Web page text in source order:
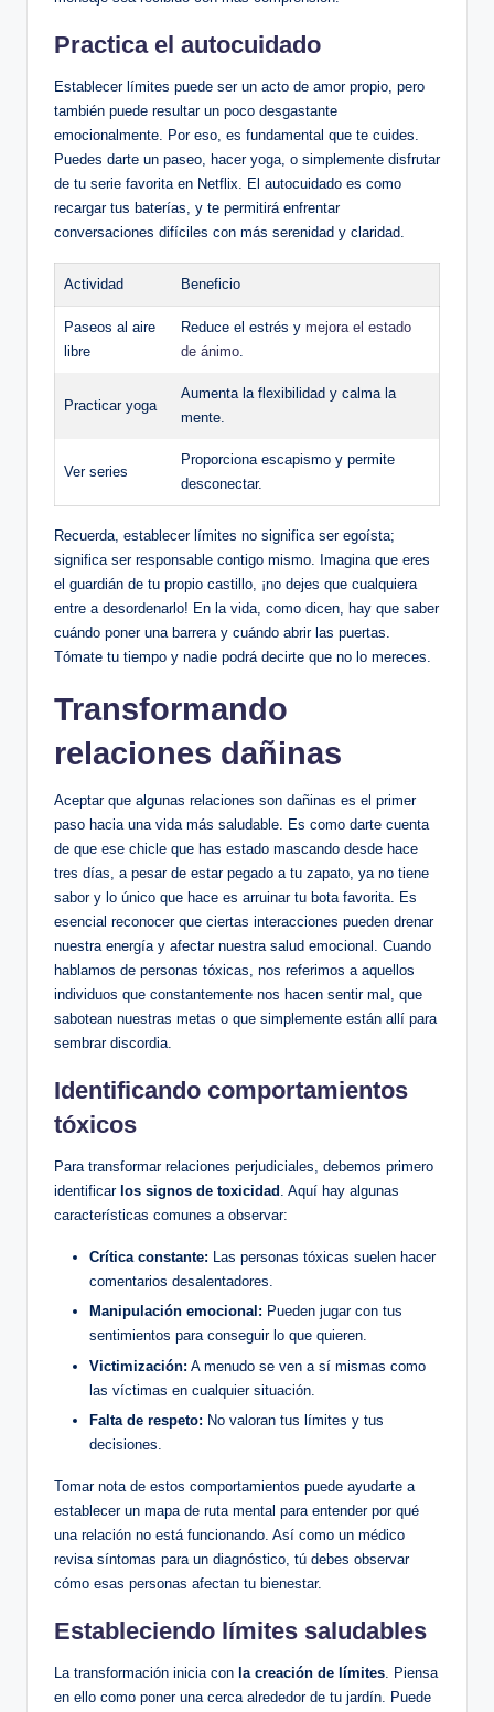
Practica el ⁢autocuidado
Establecer límites ​puede ser un acto ⁤de amor propio, ⁢pero
también ‌puede resultar un poco desgastante
emocionalmente. ‍Por eso, es‍ fundamental⁤ que te cuides.
⁢Puedes darte un paseo,​ hacer yoga, o​ simplemente disfrutar
de tu serie ⁤favorita​ en Netflix. El autocuidado es como
recargar tus baterías, y te permitirá ‌enfrentar⁤
conversaciones difíciles con más serenidad y ⁢claridad.
Actividad Beneficio
Paseos al aire ​
libre
Reduce el estrés y mejora el estado
de ánimo.
Practicar yoga
Aumenta la flexibilidad y calma la
‍mente.
Ver ⁣series
Proporciona‍ escapismo‍ y‌ permite⁣
desconectar.
Recuerda, establecer⁣ límites no significa ser egoísta;
significa ser responsable contigo ​mismo. Imagina que eres
el guardián de tu propio ⁢castillo, ¡no ⁤dejes que cualquiera⁤
entre a desordenarlo! En ⁣la vida, ‍como dicen, hay que saber
cuándo poner una barrera y cuándo⁤ abrir las⁤ puertas.⁤
Tómate tu tiempo y nadie ‍podrá decirte ⁢que⁢ no ‌lo mereces.
Transformando⁤
relaciones dañinas
Aceptar que algunas relaciones son dañinas es el primer
paso hacia una vida más saludable. Es ​como⁤ darte cuenta
de que ‌ese chicle que has⁢ estado mascando desde ‌hace
tres‍ días, a pesar ⁣de estar pegado a ‍tu ‍zapato, ya no tiene
sabor y lo único que⁣ hace es arruinar tu bota favorita. Es⁣
esencial reconocer que ciertas interacciones pueden drenar‌
nuestra energía y afectar nuestra salud ⁢emocional. Cuando
hablamos de personas tóxicas, nos⁢ referimos a ⁢aquellos
individuos que‍ constantemente ​nos hacen sentir mal, que
sabotean nuestras ⁢metas o que simplemente están allí para
sembrar discordia.
Identificando comportamientos
tóxicos
Para transformar relaciones perjudiciales, debemos​ primero
‍identificar los ‍signos de‍ toxicidad . Aquí hay ‌algunas
características comunes a ‍observar:
Crítica ​constante: ‌Las personas ⁣tóxicas suelen ⁣hacer
‍comentarios desalentadores.
Manipulación ⁣emocional: Pueden jugar con tus
sentimientos para conseguir lo‍ que‍ quieren.
Victimización: A⁢ menudo se ven a sí mismas como
las ‌víctimas en cualquier ‌situación.
Falta⁢ de respeto: No valoran tus límites y tus
decisiones.
Tomar nota de estos comportamientos puede ayudarte⁤ a​
establecer un mapa de ruta mental para ‌entender por qué
una relación no está funcionando. Así como ⁢un médico
revisa‍ síntomas para un diagnóstico, tú debes observar
cómo esas personas afectan ⁣tu bienestar.
Estableciendo límites saludables
La transformación inicia con la creación de límites . Piensa
en ello como ⁢poner ‌una cerca alrededor de tu⁣ jardín. Puede